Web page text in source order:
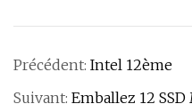
Précédent: Intel 12ème
Suivant: Emballez 12